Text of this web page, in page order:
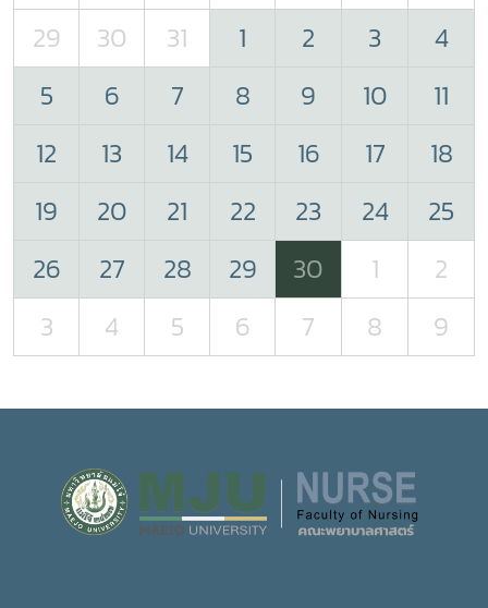
29
30 31 1 2 3
4
5
6 7 8 9 10
11
12
13 14 15 16 17
18
19
20 21 22 23 24
25
26
27 28 29 30 1
2
3
4 5 6 7 8 9